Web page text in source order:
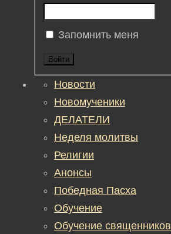
Запомнить меня
Войти
Новости
Новомученики
ДЕЛАТЕЛИ
Неделя молитвы
Религии
Анонсы
Победная Пасха
Обучение
Обучение священников